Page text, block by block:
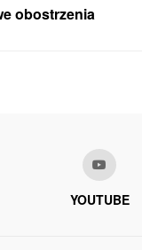
obostrzenia
YOUTUBE